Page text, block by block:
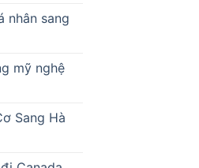
nhân sang
mỹ nghệ
Sang Hà